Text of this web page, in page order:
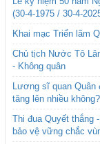
(30-4-1975 / 30-4-
Khai mạc Triển lãm
Chủ tịch Nước Tô
- Không quân
Lương sĩ quan
tăng lên nhiều không?
Thi đua Quyết thắng
bảo vệ vững chắc